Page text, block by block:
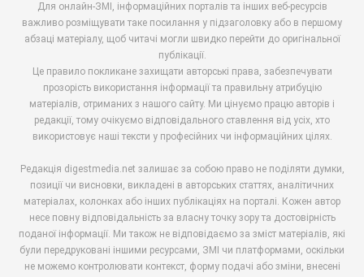
Для онлайн-ЗМІ, інформаційних порталів та інших веб-ресурсів
важливо розміщувати таке посилання у підзаголовку або в першому
абзаці матеріалу, щоб читачі могли швидко перейти до оригінальної
публікації.
Це правило покликане захищати авторські права, забезпечувати
прозорість використання інформації та правильну атрибуцію
матеріалів, отриманих з нашого сайту. Ми цінуємо працю авторів і
редакції, тому очікуємо відповідального ставлення від усіх, хто
використовує наші тексти у професійних чи інформаційних цілях.
Редакція digestmedia.net залишає за собою право не поділяти думки,
позиції чи висновки, викладені в авторських статтях, аналітичних
матеріалах, колонках або інших публікаціях на порталі. Кожен автор
несе повну відповідальність за власну точку зору та достовірність
поданої інформації. Ми також не відповідаємо за зміст матеріалів, які
були передруковані іншими ресурсами, ЗМІ чи платформами, оскільки
не можемо контролювати контекст, форму подачі або зміни, внесені